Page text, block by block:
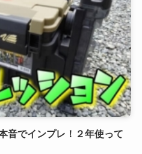
音でインプレ！２年使って